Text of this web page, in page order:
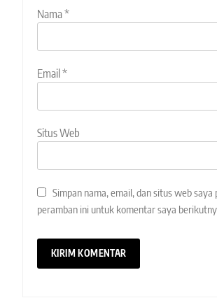
Nama*
Email *
Situs Web
Simpan nama, email, dan situs web saya
peramban ini untuk komentar saya